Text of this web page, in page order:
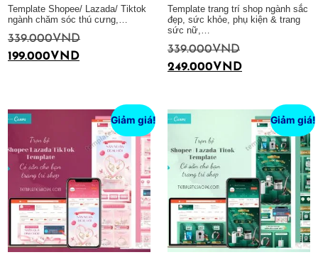
Template Shopee/ Lazada/ Tiktok
ngành chăm sóc thú cưng,…
339.000VND
199.000VND
Template trang trí shop ngành sắc
đẹp, sức khỏe, phụ kiện & trang
sức nữ,…
339.000VND
249.000VND
Giảm giá! Giảm giá!